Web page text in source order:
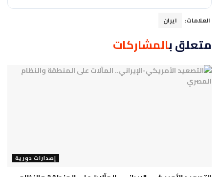
العلامات: ايران
متعلق بالمشاركات
إصدارات دورية